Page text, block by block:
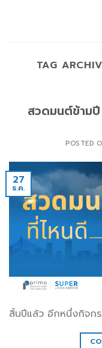
TAG
สวดมนต์ข้าม
POSTED
27
ธ.ค.
สิ้นปีแล้ว อีกหนึ่งกิจก